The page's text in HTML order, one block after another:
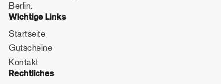
Berlin.
Wichtige Links
Startseite
Gutscheine
Kontakt
Rechtliches